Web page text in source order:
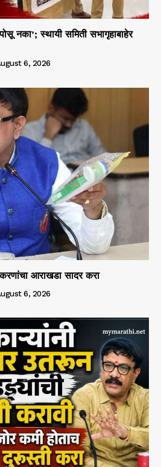
नका’; स्थायी समिती सभागृहाबाहेर
6, 2026
आराखडा सादर करा
6, 2026